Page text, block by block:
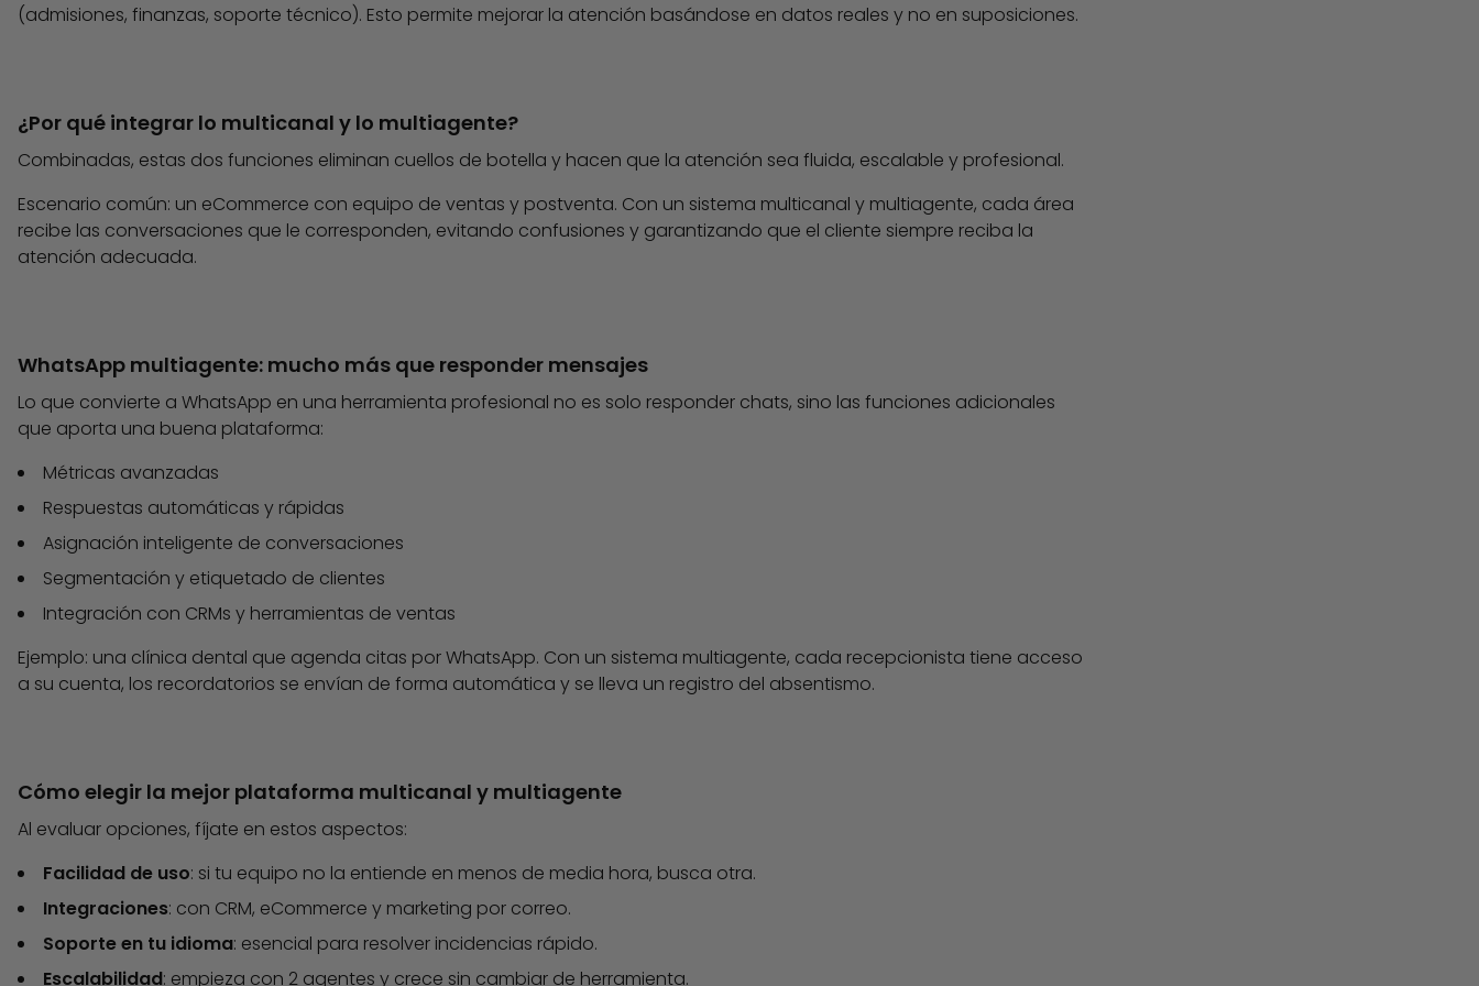
(admisiones, finanzas, soporte técnico). Esto permite mejorar la atención basándose en datos reales y no en suposiciones.
¿Por qué integrar lo multicanal y lo multiagente?
Combinadas, estas dos funciones eliminan cuellos de botella y hacen que la atención sea fluida, escalable y profesional.
Escenario común: un eCommerce con equipo de ventas y postventa. Con un sistema multicanal y multiagente, cada área
recibe las conversaciones que le corresponden, evitando confusiones y garantizando que el cliente siempre reciba la
atención adecuada.
WhatsApp multiagente: mucho más que responder mensajes
Lo que convierte a WhatsApp en una herramienta profesional no es solo responder chats, sino las funciones adicionales
que aporta una buena plataforma:
Métricas avanzadas
Respuestas automáticas y rápidas
Asignación inteligente de conversaciones
Segmentación y etiquetado de clientes
Integración con CRMs y herramientas de ventas
Ejemplo: una clínica dental que agenda citas por WhatsApp. Con un sistema multiagente, cada recepcionista tiene acceso
a su cuenta, los recordatorios se envían de forma automática y se lleva un registro del absentismo.
Cómo elegir la mejor plataforma multicanal y multiagente
Al evaluar opciones, fíjate en estos aspectos:
Facilidad de uso: si tu equipo no la entiende en menos de media hora, busca otra.
Integraciones: con CRM, eCommerce y marketing por correo.
Soporte en tu idioma: esencial para resolver incidencias rápido.
Escalabilidad: empieza con 2 agentes y crece sin cambiar de herramienta.